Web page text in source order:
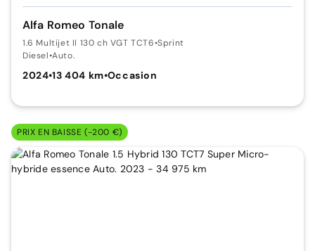
Alfa Romeo Tonale
1.6 Multijet II 130 ch VGT TCT6•Sprint
Diesel•Auto.
2024•13 404 km•Occasion
PRIX EN BAISSE (-200 €)